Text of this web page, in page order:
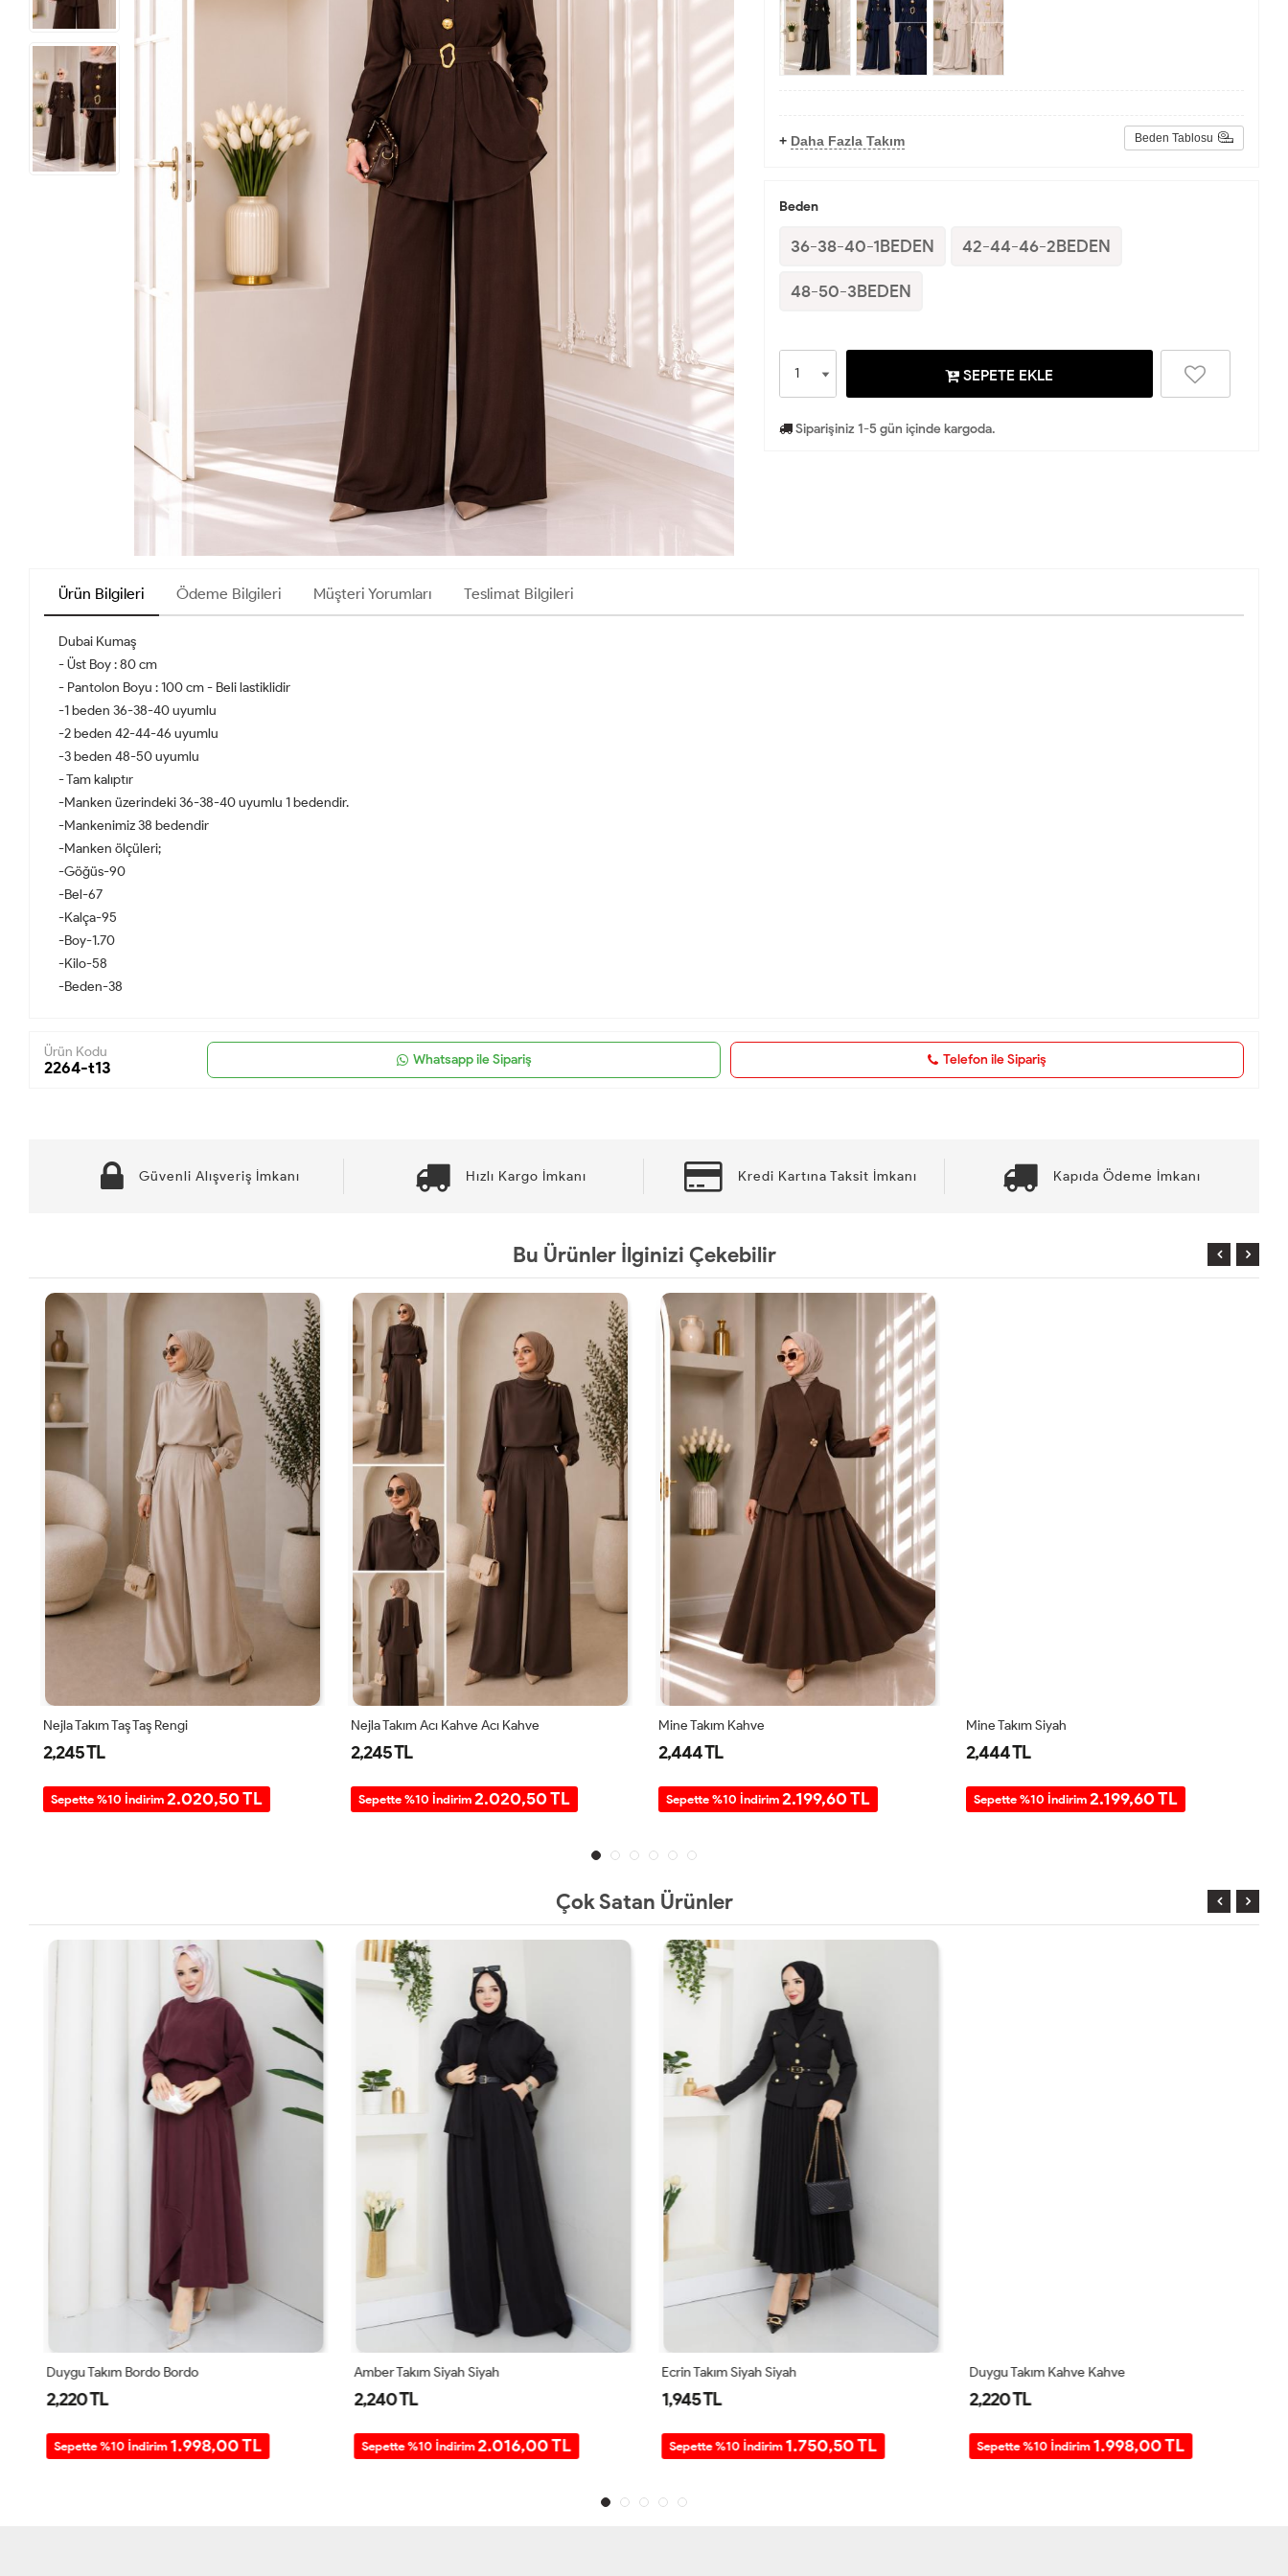
+ Daha Fazla Takım Beden Tablosu
Beden
36-38-40-1BEDEN 42-44-46-2BEDEN
48-50-3BEDEN
SEPETE EKLE
Siparişiniz 1-5 gün içinde kargoda.
Ürün Bilgileri Ödeme Bilgileri Müşteri Yorumları Teslimat Bilgileri
Dubai Kumaş
- Üst Boy : 80 cm
- Pantolon Boyu : 100 cm - Beli lastiklidir
-1 beden 36-38-40 uyumlu
-2 beden 42-44-46 uyumlu
-3 beden 48-50 uyumlu
- Tam kalıptır
-Manken üzerindeki 36-38-40 uyumlu 1 bedendir.
-Mankenimiz 38 bedendir
-Manken ölçüleri;
-Göğüs-90
-Bel-67
-Kalça-95
-Boy-1.70
-Kilo-58
-Beden-38
Ürün Kodu
2264-t13 Whatsapp ile Sipariş Telefon ile Sipariş
Güvenli Alışveriş İmkanı Hızlı Kargo İmkanı Kredi Kartına Taksit İmkanı Kapıda Ödeme İmkanı
Bu Ürünler İlginizi Çekebilir
Nejla Takım Taş Taş Rengi
2,245 TL
Sepette %10 İndirim 2.020,50 TL
Nejla Takım Acı Kahve Acı Kahve
2,245 TL
Sepette %10 İndirim 2.020,50 TL
Mine Takım Kahve
2,444 TL
Sepette %10 İndirim 2.199,60 TL
Mine Takım Siyah
2,444 TL
Sepette %10 İndirim 2.199,60 TL
Çok Satan Ürünler
Duygu Takım Bordo Bordo
2,220 TL
Sepette %10 İndirim1.998,00 TL
Amber Takım Siyah Siyah
2,240 TL
Sepette %10 İndirim2.016,00 TL
Ecrin Takım Siyah Siyah
1,945 TL
Sepette %10 İndirim1.750,50 TL
Duygu Takım Kahve Kahve
2,220 TL
Sepette %10 İndirim1.998,00 TL